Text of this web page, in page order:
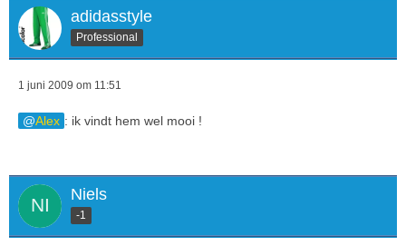
adidasstyle
Professional
1 juni 2009 om 11:51
Alex : ik vindt hem wel mooi !
Niels
-1